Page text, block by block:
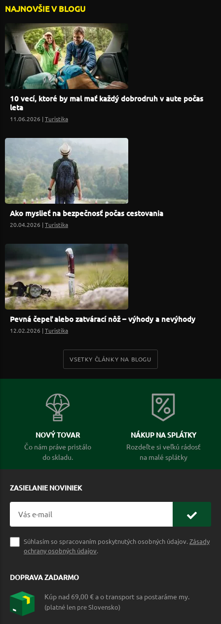
NAJNOVŠIE V BLOGU
10 vecí, ktoré by mal mať každý dobrodruh v aute počas
leta
11.06.2026 |Turistika
Ako myslieť na bezpečnosť počas cestovania
20.04.2026 |Turistika
Pevná čepeľ alebo zatvárací nôž – výhody a nevýhody
12.02.2026 |Turistika
VSETKY ČLÁNKY NA BLOGU
NOVÝ TOVAR
Čo nám práve pristálo
do skladu.
NÁKUP NA SPLÁTKY
Rozdeľte si veľkú rádosť
na malé splátky
ZASIELANIE NOVINIEK
Súhlasím so spracovaním poskytnutých osobných údajov.Zásady
ochrany osobných údajov.
DOPRAVA ZADARMO
Kúp nad 69,00 € a o transport sa postaráme my.
(platné len pre Slovensko)